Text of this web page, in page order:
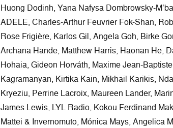
Huong Dodinh, Yana Nafysa Dombrowsky-
ADELE, Charles-Arthur Feuvrier Fok-Shan,
Rose Frigière, Karlos Gil, Angela Goh, Birke
Archana Hande, Matthew Harris, Haonan He,
Hohaia, Gideon Horváth, Maxime Jean-
Kagramanyan, Kirtika Kain, Mikhail Karikis,
Kryeziu, Perrine Lacroix, Maureen Lander,
James Lewis, LYL Radio, Kokou Ferdinand
Mattei & Invernomuto, Mónica Mays, Angelica